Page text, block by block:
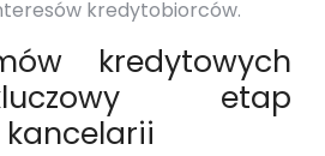
kredytobiorców.
kredytowych
etap
kancelarii